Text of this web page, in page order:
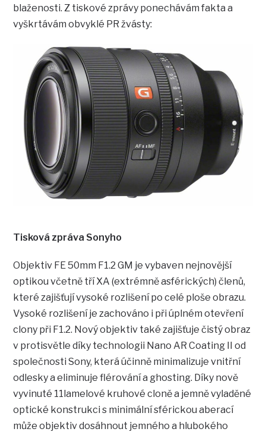
blaženosti. Z tiskové zprávy ponechávám fakta a
vyškrtávám obvyklé PR žvásty:
Tisková zpráva Sonyho
Objektiv FE 50mm F1.2 GM je vybaven nejnovější
optikou včetně tří XA (extrémně asférických) členů,
které zajišťují vysoké rozlišení po celé ploše obrazu.
Vysoké rozlišení je zachováno i při úplném otevření
clony při F1.2. Nový objektiv také zajišťuje čistý obraz
v protisvětle díky technologii Nano AR Coating II od
společnosti Sony, která účinně minimalizuje vnitřní
odlesky a eliminuje flérování a ghosting. Díky nově
vyvinuté 11lamelové kruhové cloně a jemně vyladěné
optické konstrukci s minimální sférickou aberací
může objektiv dosáhnout jemného a hlubokého